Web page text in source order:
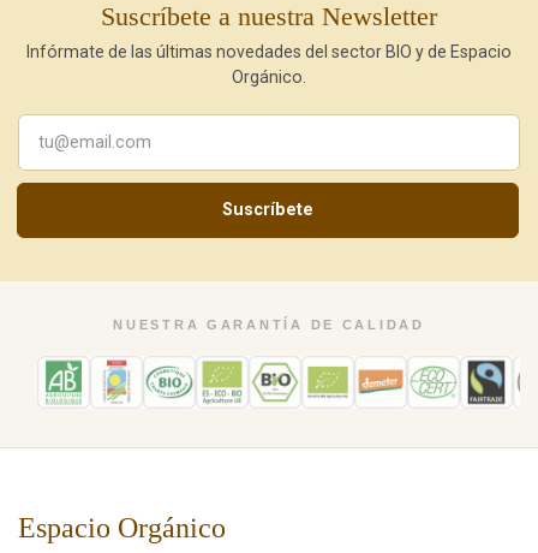
Suscríbete a nuestra Newsletter
Infórmate de las últimas novedades del sector BIO y de Espacio
Orgánico.
Suscríbete
NUESTRA GARANTÍA DE CALIDAD
Espacio Orgánico